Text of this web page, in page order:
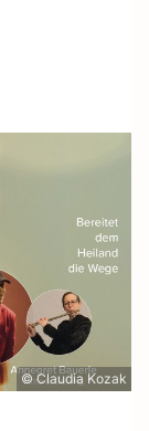
© Claudia Kozak